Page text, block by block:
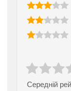
Середній